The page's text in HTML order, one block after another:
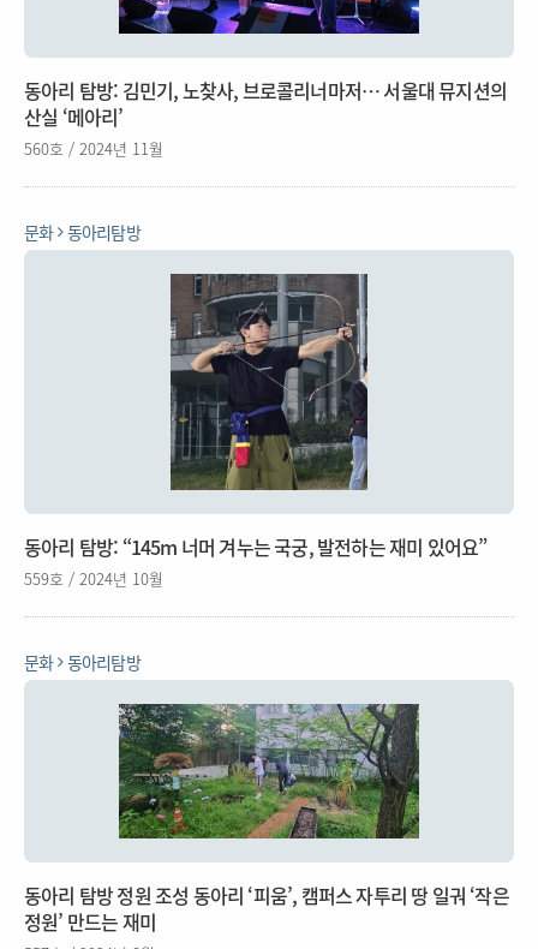
동아리 탐방: 김민기, 노찾사, 브로콜리너마저… 서울대 뮤지션의
산실 ‘메아리’
560호 / 2024년 11월
문화 동아리탐방
동아리 탐방: “145m 너머 겨누는 국궁, 발전하는 재미 있어요”
559호 / 2024년 10월
문화 동아리탐방
동아리 탐방 정원 조성 동아리 ‘피움’, 캠퍼스 자투리 땅 일궈 ‘작은
정원’ 만드는 재미